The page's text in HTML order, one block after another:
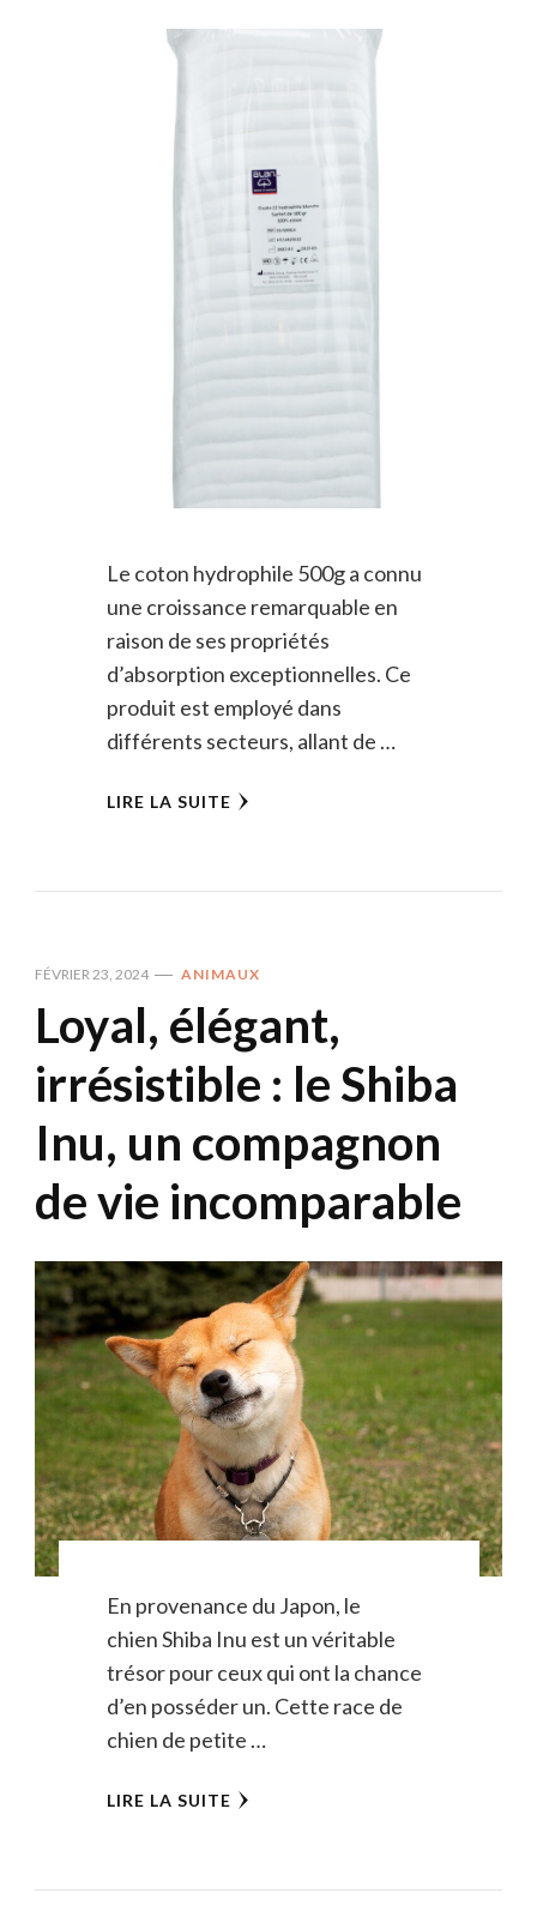
Le coton hydrophile 500g a connu
une croissance remarquable en
raison de ses propriétés
d’absorption exceptionnelles. Ce
produit est employé dans
différents secteurs, allant de …
LIRE LA SUITE
FÉVRIER 23, 2024 ANIMAUX
Loyal, élégant,
irrésistible : le Shiba
Inu, un compagnon
de vie incomparable
En provenance du Japon, le
chien Shiba Inu est un véritable
trésor pour ceux qui ont la chance
d’en posséder un. Cette race de
chien de petite …
LIRE LA SUITE